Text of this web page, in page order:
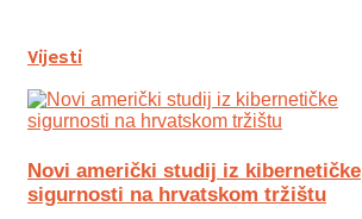
Vijesti
Novi američki studij iz kibernetičke
sigurnosti na hrvatskom tržištu